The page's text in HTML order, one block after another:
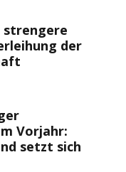
strengere
der
Vorjahr:
setzt sich